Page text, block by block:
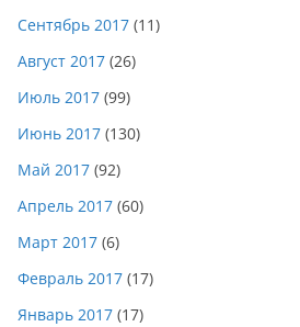
Сентябрь 2017 (11)
Август 2017 (26)
Июль 2017 (99)
Июнь 2017 (130)
Май 2017 (92)
Апрель 2017 (60)
Март 2017 (6)
Февраль 2017 (17)
Январь 2017 (17)